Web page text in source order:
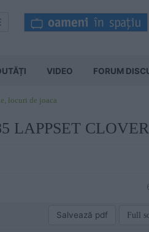
VIDEO FORUM
locuri de joaca
LAPPSET CLOVER
Salvează pdf Full